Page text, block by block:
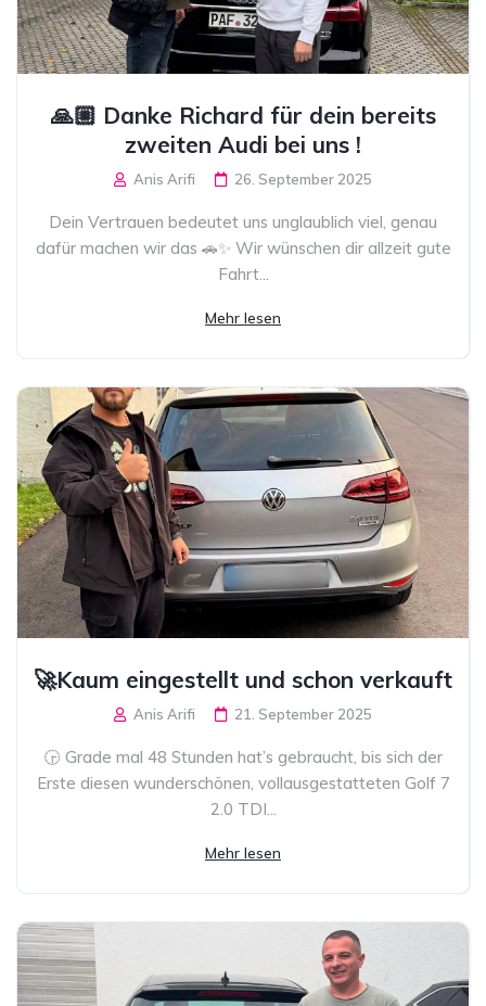
🙏🏼 Danke Richard für dein bereits
zweiten Audi bei uns !
Anis Arifi 26. September 2025
Dein Vertrauen bedeutet uns unglaublich viel, genau
dafür machen wir das 🚗✨ Wir wünschen dir allzeit gute
Fahrt...
Mehr lesen
🚀Kaum eingestellt und schon verkauft
Anis Arifi 21. September 2025
🕞 Grade mal 48 Stunden hat’s gebraucht, bis sich der
Erste diesen wunderschönen, vollausgestatteten Golf 7
2.0 TDI...
Mehr lesen